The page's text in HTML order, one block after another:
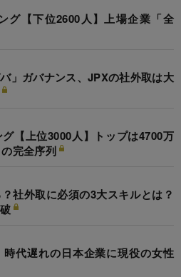
グ【下位2600人】上場企業「全
」ガバナンス、JPXの社外取は大
【上位3000人】トップは4700万
完全序列
社外取に必須の3大スキルとは？
時代遅れの日本企業に現役の女性